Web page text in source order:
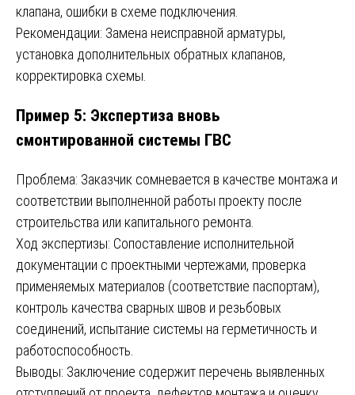
клапана, ошибки в схеме подключения.
Рекомендации: Замена неисправной арматуры,
установка дополнительных обратных клапанов,
корректировка схемы.
Пример 5: Экспертиза вновь
смонтированной системы ГВС
Проблема: Заказчик сомневается в качестве монтажа и
соответствии выполненной работы проекту после
строительства или капитального ремонта.
Ход экспертизы: Сопоставление исполнительной
документации с проектными чертежами, проверка
применяемых материалов (соответствие паспортам),
контроль качества сварных швов и резьбовых
соединений, испытание системы на герметичность и
работоспособность.
Выводы: Заключение содержит перечень выявленных